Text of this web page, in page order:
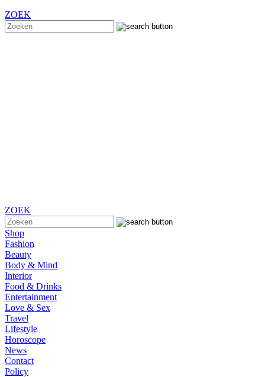
ZOEK
ZOEK
Shop
Fashion
Beauty
Body & Mind
Interior
Food & Drinks
Entertainment
Love & Sex
Travel
Lifestyle
Horoscope
News
Contact
Policy